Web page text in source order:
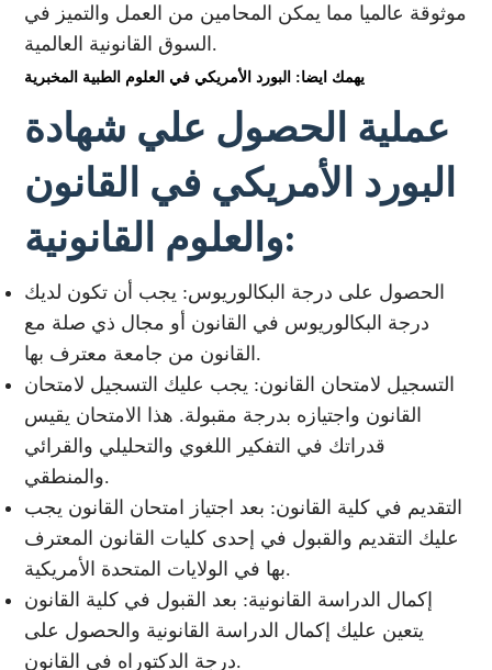
موثوقة عالميا مما يمكن المحامين من العمل والتميز في
السوق القانونية العالمية.
يهمك ايضا: البورد الأمريكي في العلوم الطبية المخبرية
عملية الحصول علي شهادة
البورد الأمريكي في القانون
والعلوم القانونية:
الحصول على درجة البكالوريوس: يجب أن تكون لديك
درجة البكالوريوس في القانون أو مجال ذي صلة مع
القانون من جامعة معترف بها.
التسجيل لامتحان القانون: يجب عليك التسجيل لامتحان
القانون واجتيازه بدرجة مقبولة. هذا الامتحان يقيس
قدراتك في التفكير اللغوي والتحليلي والقرائي
والمنطقي.
التقديم في كلية القانون: بعد اجتياز امتحان القانون يجب
عليك التقديم والقبول في إحدى كليات القانون المعترف
بها في الولايات المتحدة الأمريكية.
إكمال الدراسة القانونية: بعد القبول في كلية القانون
يتعين عليك إكمال الدراسة القانونية والحصول على
درجة الدكتوراه في القانون.